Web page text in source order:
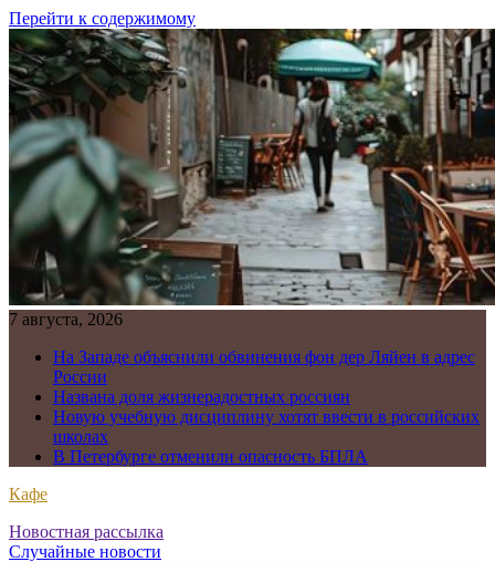
Перейти к содержимому
7 августа, 2026
На Западе объяснили обвинения фон дер Ляйен в адрес
России
Названа доля жизнерадостных россиян
Новую учебную дисциплину хотят ввести в российских
школах
В Петербурге отменили опасность БПЛА
Кафе
Новостная рассылка
Случайные новости